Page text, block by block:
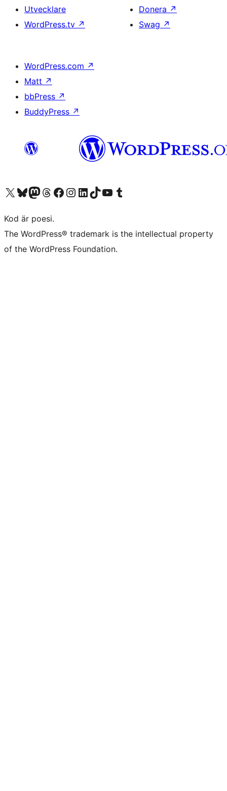
Utvecklare
WordPress.tv ↗
Donera ↗
Swag ↗
WordPress.com ↗
Matt ↗
bbPress ↗
BuddyPress ↗
Besök vår X-konto (f.d. Twitter)
Besök vårt Bluesky-konto
Besök vårt Mastodon-konto
Besök vårt Thread-konto
Besök vår Facebook-sidaBesök vårt Instagram-konto
Besök vårt LinkedIn-konto
Besök vårt TikTok-konto
Besök vår YouTube-kanalBesök vårt Tumblr-konto
Kod är poesi.
The WordPress® trademark is the intellectual property
of the WordPress Foundation.